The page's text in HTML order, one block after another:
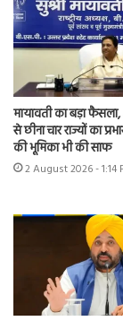
मायावती का बड़ा फैसला,
से छीना चार राज्यों का
की भूमिका भी की साफ
2 August 2026 - 1:14